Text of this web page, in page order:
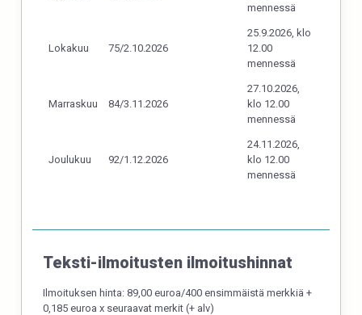
mennessä
Lokakuu 75/2.10.2026
25.9.2026, klo
12.00
mennessä
Marraskuu 84/3.11.2026
27.10.2026,
klo 12.00
mennessä
Joulukuu 92/1.12.2026
24.11.2026,
klo 12.00
mennessä
Teksti-ilmoitusten ilmoitushinnat
Ilmoituksen hinta: 89,00 euroa/400 ensimmäistä merkkiä +
0,185 euroa x seuraavat merkit (+ alv)